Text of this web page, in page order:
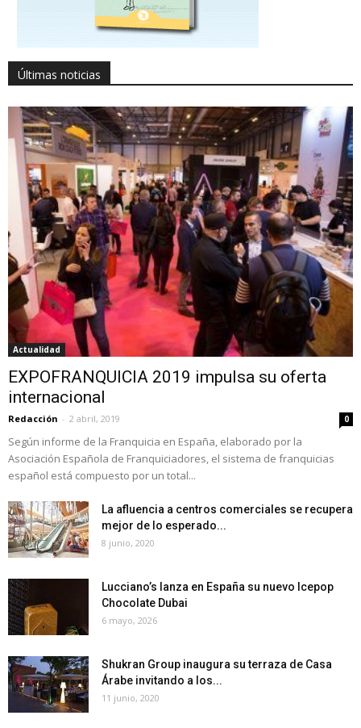
Últimas noticias
Actualidad
EXPOFRANQUICIA 2019 impulsa su oferta
internacional
Redacción - 2 abril, 2019 0
Según informe de la Franquicia en España, elaborado por la
Asociación Española de Franquiciadores, el sistema de franquicias
español está compuesto por un total...
La afluencia a centros comerciales se recupera
mejor de lo esperado...
8 junio, 2020
Lucciano’s lanza en España su nuevo Icepop
Chocolate Dubai
6 mayo, 2026
Shukran Group inaugura su terraza de Casa
Árabe invitando a los...
11 junio, 2020